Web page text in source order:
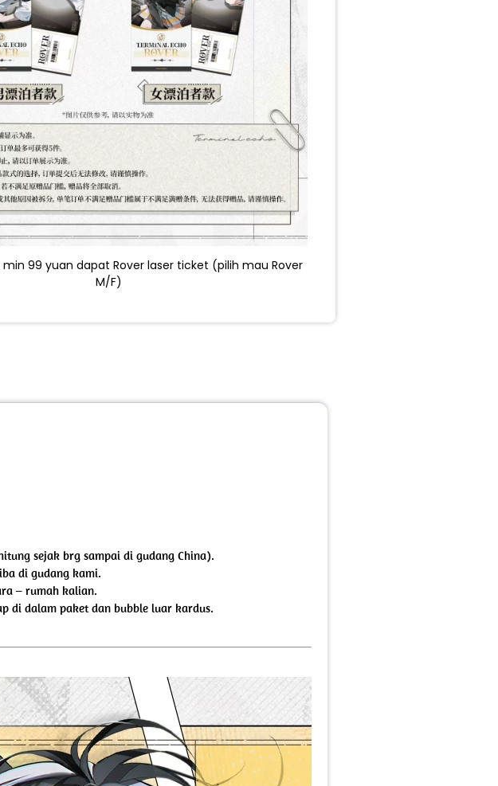
min 99 yuan dapat Rover laser ticket (pilih mau Rover
M/F)
sejak brg sampai di gudang China).
di gudang kami.
– rumah kalian.
di dalam paket dan bubble luar kardus.